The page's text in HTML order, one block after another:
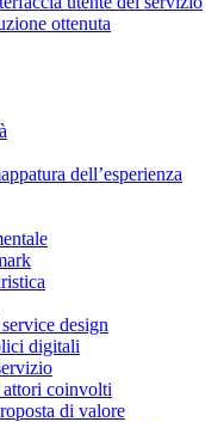
ottenuta
dell’esperienza
design
digitali
coinvolti
di valore